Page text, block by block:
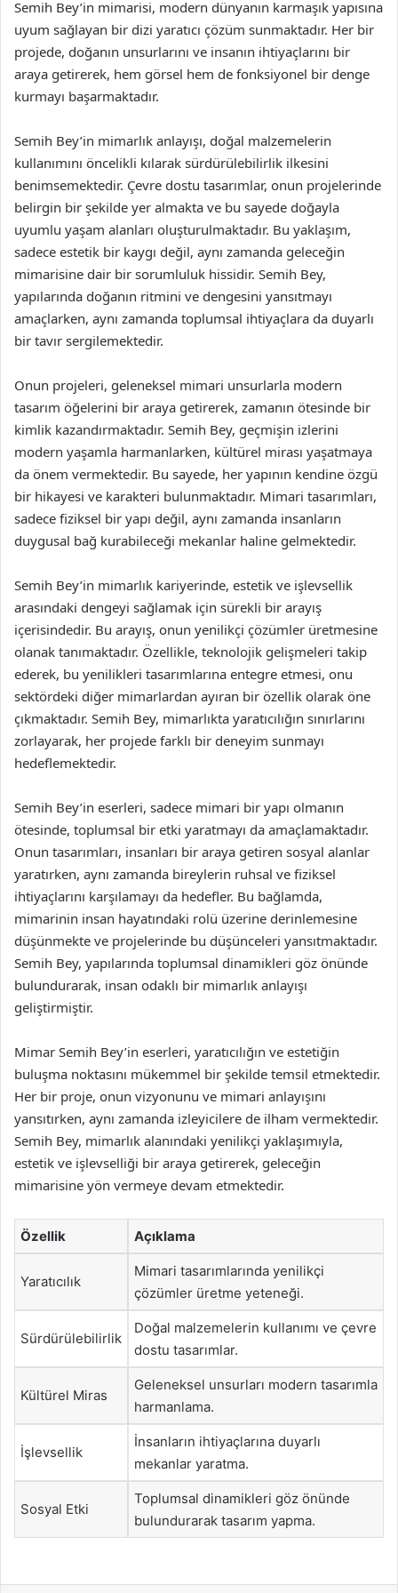
Semih Bey’in mimarisi, modern dünyanın karmaşık yapısına
uyum sağlayan bir dizi yaratıcı çözüm sunmaktadır. Her bir
projede, doğanın unsurlarını ve insanın ihtiyaçlarını bir
araya getirerek, hem görsel hem de fonksiyonel bir denge
kurmayı başarmaktadır.
Semih Bey’in mimarlık anlayışı, doğal malzemelerin
kullanımını öncelikli kılarak sürdürülebilirlik ilkesini
benimsemektedir. Çevre dostu tasarımlar, onun projelerinde
belirgin bir şekilde yer almakta ve bu sayede doğayla
uyumlu yaşam alanları oluşturulmaktadır. Bu yaklaşım,
sadece estetik bir kaygı değil, aynı zamanda geleceğin
mimarisine dair bir sorumluluk hissidir. Semih Bey,
yapılarında doğanın ritmini ve dengesini yansıtmayı
amaçlarken, aynı zamanda toplumsal ihtiyaçlara da duyarlı
bir tavır sergilemektedir.
Onun projeleri, geleneksel mimari unsurlarla modern
tasarım öğelerini bir araya getirerek, zamanın ötesinde bir
kimlik kazandırmaktadır. Semih Bey, geçmişin izlerini
modern yaşamla harmanlarken, kültürel mirası yaşatmaya
da önem vermektedir. Bu sayede, her yapının kendine özgü
bir hikayesi ve karakteri bulunmaktadır. Mimari tasarımları,
sadece fiziksel bir yapı değil, aynı zamanda insanların
duygusal bağ kurabileceği mekanlar haline gelmektedir.
Semih Bey’in mimarlık kariyerinde, estetik ve işlevsellik
arasındaki dengeyi sağlamak için sürekli bir arayış
içerisindedir. Bu arayış, onun yenilikçi çözümler üretmesine
olanak tanımaktadır. Özellikle, teknolojik gelişmeleri takip
ederek, bu yenilikleri tasarımlarına entegre etmesi, onu
sektördeki diğer mimarlardan ayıran bir özellik olarak öne
çıkmaktadır. Semih Bey, mimarlıkta yaratıcılığın sınırlarını
zorlayarak, her projede farklı bir deneyim sunmayı
hedeflemektedir.
Semih Bey’in eserleri, sadece mimari bir yapı olmanın
ötesinde, toplumsal bir etki yaratmayı da amaçlamaktadır.
Onun tasarımları, insanları bir araya getiren sosyal alanlar
yaratırken, aynı zamanda bireylerin ruhsal ve fiziksel
ihtiyaçlarını karşılamayı da hedefler. Bu bağlamda,
mimarinin insan hayatındaki rolü üzerine derinlemesine
düşünmekte ve projelerinde bu düşünceleri yansıtmaktadır.
Semih Bey, yapılarında toplumsal dinamikleri göz önünde
bulundurarak, insan odaklı bir mimarlık anlayışı
geliştirmiştir.
Mimar Semih Bey’in eserleri, yaratıcılığın ve estetiğin
buluşma noktasını mükemmel bir şekilde temsil etmektedir.
Her bir proje, onun vizyonunu ve mimari anlayışını
yansıtırken, aynı zamanda izleyicilere de ilham vermektedir.
Semih Bey, mimarlık alanındaki yenilikçi yaklaşımıyla,
estetik ve işlevselliği bir araya getirerek, geleceğin
mimarisine yön vermeye devam etmektedir.
Özellik Açıklama
Yaratıcılık
Mimari tasarımlarında yenilikçi
çözümler üretme yeteneği.
Sürdürülebilirlik
Doğal malzemelerin kullanımı ve çevre
dostu tasarımlar.
Kültürel Miras
Geleneksel unsurları modern tasarımla
harmanlama.
İşlevsellik
İnsanların ihtiyaçlarına duyarlı
mekanlar yaratma.
Sosyal Etki
Toplumsal dinamikleri göz önünde
bulundurarak tasarım yapma.